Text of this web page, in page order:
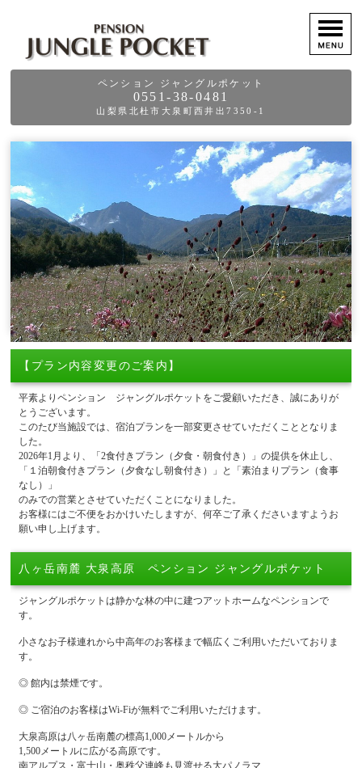
ペンション ジャングルポケット
0551-38-0481
山梨県北杜市大泉町西井出7350-1
【プラン内容変更のご案内】
平素よりペンション ジャングルポケットをご愛顧いただき、誠にありが
とうございます。
このたび当施設では、宿泊プランを一部変更させていただくこととなりま
した。
2026年1月より、「2食付きプラン（夕食・朝食付き）」の提供を休止し、
「１泊朝食付きプラン（夕食なし朝食付き）」と「素泊まりプラン（食事
なし）」
のみでの営業とさせていただくことになりました。
お客様にはご不便をおかけいたしますが、何卒ご了承くださいますようお
願い申し上げます。
八ヶ岳南麓 大泉高原 ペンション ジャングルポケット
ジャングルポケットは静かな林の中に建つアットホームなペンションで
す。
小さなお子様連れから中高年のお客様まで幅広くご利用いただいておりま
す。
◎ 館内は禁煙です。
◎ ご宿泊のお客様はWi-Fiが無料でご利用いただけます。
大泉高原は八ヶ岳南麓の標高1,000メートルから
1,500メートルに広がる高原です。
南アルプス・富士山・奥秩父連峰も見渡せる大パノラマ